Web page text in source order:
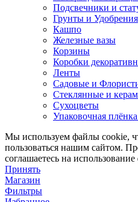
Подсвечники и
Грунты и Удобрения
Кашпо
Железные вазы
Корзины
Коробки
Ленты
Садовые и
Стеклянные и
Сухоцветы
Упаковочная
Мы используем файлы cookie,
пользоваться нашим сайтом.
соглашаетесь на
Принять
Магазин
Фильтры